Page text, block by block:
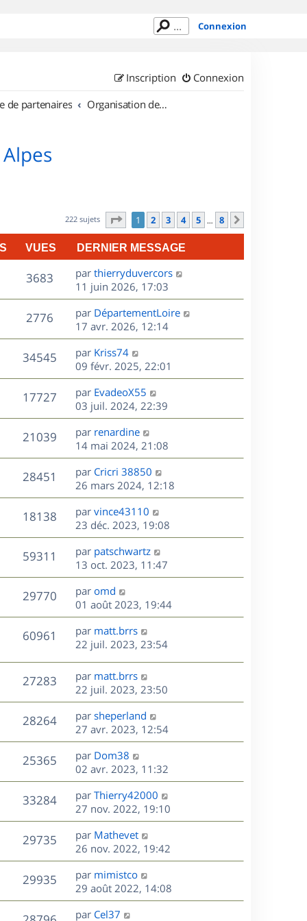
Connexion
Connexion
Inscription
de partenaires Organisation de sorties en région Rhône Alpes
222 sujets Page sur8
1 2 3 4 5 … 8
VUES DERNIER MESSAGE
3683V
u
e
s
D
e
r
n
i
e
r
m
e
s
s
a
g
e
par thierryduvercors
11 juin 2026, 17:03
2776V
u
e
s
D
e
r
n
i
e
r
m
e
s
s
a
g
e
par DépartementLoire
17 avr. 2026, 12:14
34545V
u
s
D
e
r
n
i
e
r
m
e
s
s
a
g
e
par Kriss74
09 févr. 2025, 22:01
17727V
u
D
e
r
n
i
e
r
m
e
s
s
a
g
e
par EvadeoX55
03 juil. 2024, 22:39
21039V
u
s
D
e
r
n
i
e
r
m
e
s
s
a
g
e
par renardine
14 mai 2024, 21:08
28451
u
e
D
e
r
n
i
e
r
m
e
s
s
a
g
e
par Cricri 38850
26 mars 2024, 12:18
18138V
u
s
D
e
r
n
i
e
r
m
e
s
s
a
g
e
par vince43110
23 déc. 2023, 19:08
59311
u
D
e
r
n
i
e
r
m
e
s
s
a
g
e
par patschwartz
13 oct. 2023, 11:47
29770V
u
D
e
r
n
i
e
r
m
e
s
s
a
g
e
par omd
01 août 2023, 19:44
60961
u
e
D
e
n
i
e
r
m
e
s
s
a
g
e
par matt.brrs
22 juil. 2023, 23:54
27283V
u
D
e
r
n
i
e
r
m
e
s
s
a
g
e
par matt.brrs
22 juil. 2023, 23:50
28264V
u
D
e
r
n
i
e
r
m
e
s
s
a
g
e
par sheperland
27 avr. 2023, 12:54
25365V
u
D
e
r
n
i
e
r
m
e
s
s
a
par Dom38
02 avr. 2023, 11:32
33284V
u
D
e
r
n
i
e
r
m
e
s
par Thierry42000
27 nov. 2022, 19:10
29735V
u
D
e
r
n
i
e
r
par Mathevet
26 nov. 2022, 19:42
29935V
u
D
e
r
n
par mimistco
29 août 2022, 14:08
D
par Cel37